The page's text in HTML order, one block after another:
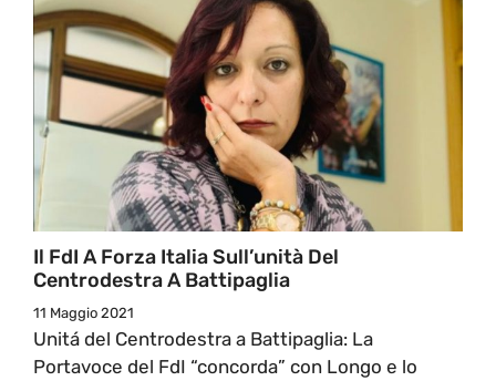
Il FdI A Forza Italia Sull’unità Del
Centrodestra A Battipaglia
11 Maggio 2021
Unitá del Centrodestra a Battipaglia: La
Portavoce del FdI “concorda” con Longo e lo